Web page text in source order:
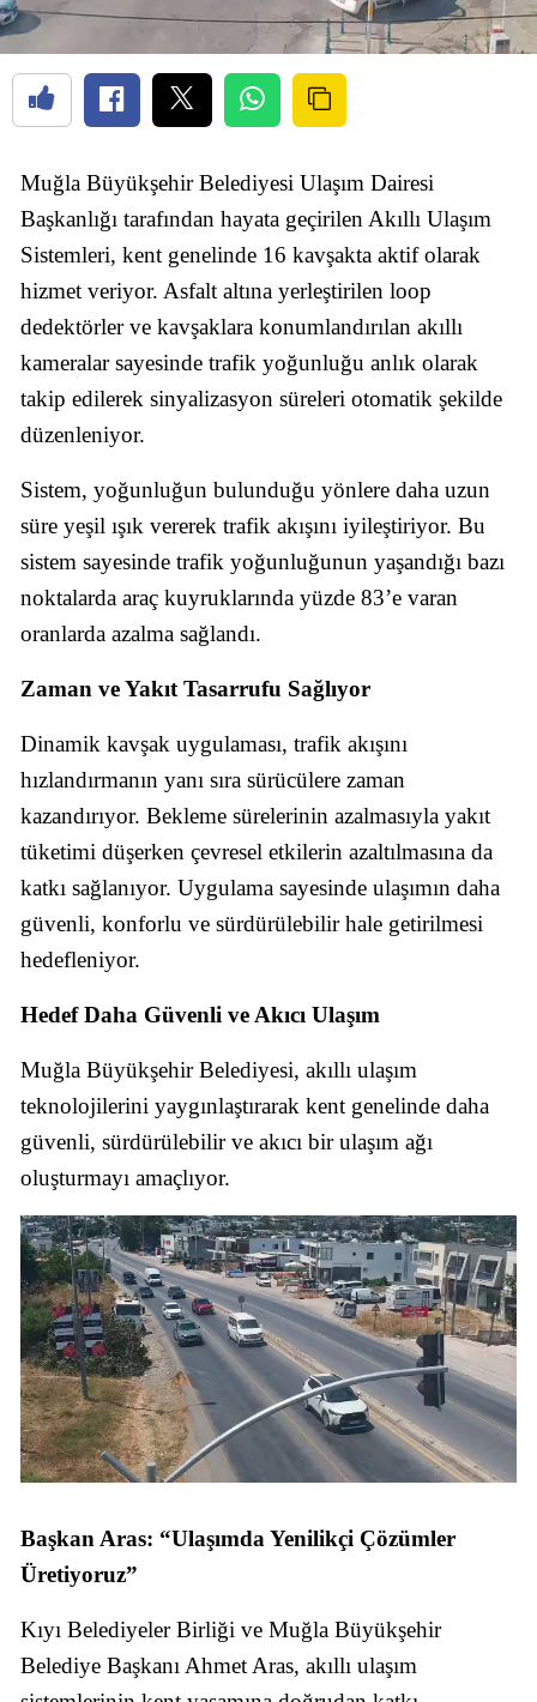
Muğla Büyükşehir Belediyesi Ulaşım Dairesi
Başkanlığı tarafından hayata geçirilen Akıllı Ulaşım
Sistemleri, kent genelinde 16 kavşakta aktif olarak
hizmet veriyor. Asfalt altına yerleştirilen loop
dedektörler ve kavşaklara konumlandırılan akıllı
kameralar sayesinde trafik yoğunluğu anlık olarak
takip edilerek sinyalizasyon süreleri otomatik şekilde
düzenleniyor.
Sistem, yoğunluğun bulunduğu yönlere daha uzun
süre yeşil ışık vererek trafik akışını iyileştiriyor. Bu
sistem sayesinde trafik yoğunluğunun yaşandığı bazı
noktalarda araç kuyruklarında yüzde 83’e varan
oranlarda azalma sağlandı.
Zaman ve Yakıt Tasarrufu Sağlıyor
Dinamik kavşak uygulaması, trafik akışını
hızlandırmanın yanı sıra sürücülere zaman
kazandırıyor. Bekleme sürelerinin azalmasıyla yakıt
tüketimi düşerken çevresel etkilerin azaltılmasına da
katkı sağlanıyor. Uygulama sayesinde ulaşımın daha
güvenli, konforlu ve sürdürülebilir hale getirilmesi
hedefleniyor.
Hedef Daha Güvenli ve Akıcı Ulaşım
Muğla Büyükşehir Belediyesi, akıllı ulaşım
teknolojilerini yaygınlaştırarak kent genelinde daha
güvenli, sürdürülebilir ve akıcı bir ulaşım ağı
oluşturmayı amaçlıyor.
Başkan Aras: “Ulaşımda Yenilikçi Çözümler
Üretiyoruz”
Kıyı Belediyeler Birliği ve Muğla Büyükşehir
Belediye Başkanı Ahmet Aras, akıllı ulaşım